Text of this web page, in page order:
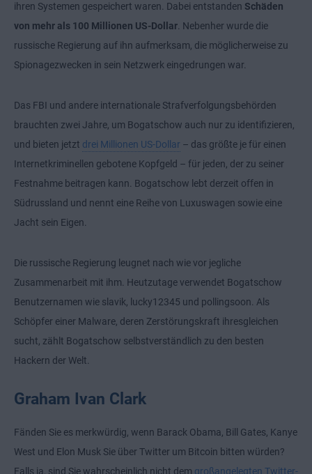
ihren Systemen gespeichert waren. Dabei entstanden Schäden
von mehr als 100 Millionen US-Dollar. Nebenher wurde die
russische Regierung auf ihn aufmerksam, die möglicherweise zu
Spionagezwecken in sein Netzwerk eingedrungen war.
Das FBI und andere internationale Strafverfolgungsbehörden
brauchten zwei Jahre, um Bogatschow auch nur zu identifizieren,
und bieten jetzt drei Millionen US-Dollar – das größte je für einen
Internetkriminellen gebotene Kopfgeld – für jeden, der zu seiner
Festnahme beitragen kann. Bogatschow lebt derzeit offen in
Südrussland und nennt eine Reihe von Luxuswagen sowie eine
Jacht sein Eigen.
Die russische Regierung leugnet nach wie vor jegliche
Zusammenarbeit mit ihm. Heutzutage verwendet Bogatschow
Benutzernamen wie slavik, lucky12345 und pollingsoon. Als
Schöpfer einer Malware, deren Zerstörungskraft ihresgleichen
sucht, zählt Bogatschow selbstverständlich zu den besten
Hackern der Welt.
Graham Ivan Clark
Fänden Sie es merkwürdig, wenn Barack Obama, Bill Gates, Kanye
West und Elon Musk Sie über Twitter um Bitcoin bitten würden?
Falls ja, sind Sie wahrscheinlich nicht dem großangelegten Twitter-